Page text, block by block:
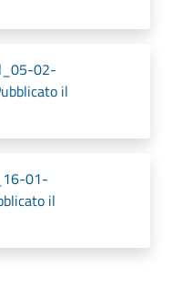
02-
il
01-
il